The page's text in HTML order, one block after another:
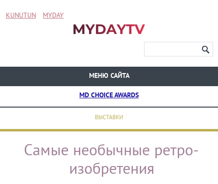
KUNUTUN MYDAY
МЕНЮ САЙТА
MD CHOICE AWARDS
ВЫСТАВКИ
Самые необычные ретро-
изобретения